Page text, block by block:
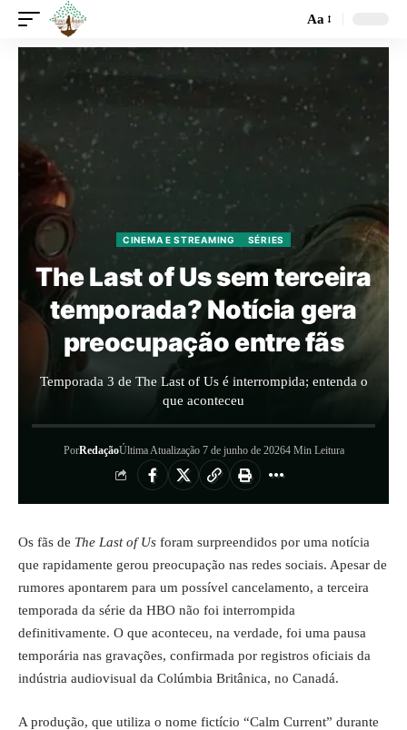
Aa
CINEMA E STREAMING SÉRIES
The Last of Us sem terceira
temporada? Notícia gera
preocupação entre fãs
Temporada 3 de The Last of Us é interrompida; entenda o
que aconteceu
PorRedaçãoÚltima Atualização 7 de junho de 20264 Min Leitura
Os fãs de The Last of Us foram surpreendidos por uma notícia
que rapidamente gerou preocupação nas redes sociais. Apesar de
rumores apontarem para um possível cancelamento, a terceira
temporada da série da HBO não foi interrompida
definitivamente. O que aconteceu, na verdade, foi uma pausa
temporária nas gravações, confirmada por registros oficiais da
indústria audiovisual da Colúmbia Britânica, no Canadá.
A produção, que utiliza o nome fictício “Calm Current” durante